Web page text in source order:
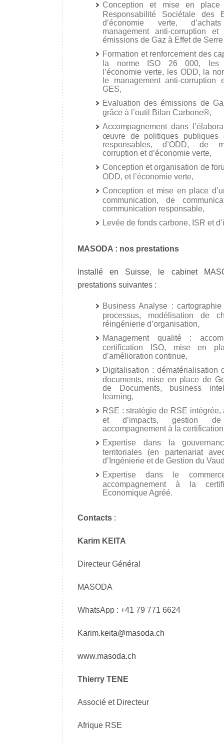
Conception et mise en
Responsabilité Sociétale des
d’économie verte,
management anti-corruption
émissions de Gaz à Effet de
Formation et renforcement des
la norme ISO 26 000, les
l’économie verte, les ODD, la
le management anti-corruption
GES,
Evaluation des émissions de
grâce à l’outil Bilan Carbone®,
Accompagnement dans
œuvre de politiques publiques
responsables, d’ODD, de
corruption et d’économie verte,
Conception et organisation de
ODD, et l’économie verte,
Conception et mise en place
communication, de
communication responsable,
Levée de fonds carbone, ISR et
MASODA : nos prestations
Installé en Suisse, le cabinet
prestations suivantes :
Business Analyse :
processus, modélisation de
réingénierie d’organisation,
Management qualité :
certification ISO, mise en
d’amélioration continue,
Digitalisation : dématérialisation
documents, mise en place de
de Documents, business
learning,
RSE : stratégie de RSE
et d’impacts, gestion
accompagnement à la
Expertise dans la
territoriales (en partenariat
d’Ingénierie et de Gestion du
Expertise dans le
accompagnement à la
Economique Agréé.
Contacts :
Karim KEITA
Directeur Général
MASODA
WhatsApp : +41 79 771 6624
Karim.keita@masoda.ch
www.masoda.ch
Thierry TENE
Associé et Directeur
Afrique RSE